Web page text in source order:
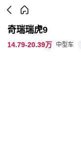
奇瑞瑞虎9
14.79-20.39万 中型车